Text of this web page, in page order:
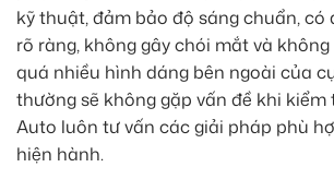
kỹ thuật, đảm bảo độ sáng chuẩn, có
rõ ràng, không gây chói mắt và
quá nhiều hình dáng bên ngoài của
thường sẽ không gặp vấn đề khi
Auto luôn tư vấn các giải pháp phù
hiện hành.